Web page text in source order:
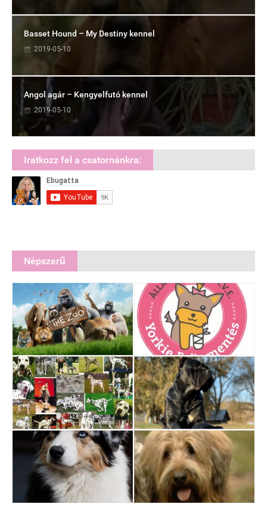
Basset Hound – My Destiny kennel
2019-05-10
Angol agár – Kengyelfutó kennel
2019-05-10
Iratkozz fel a csatornánkra:
Népszerű